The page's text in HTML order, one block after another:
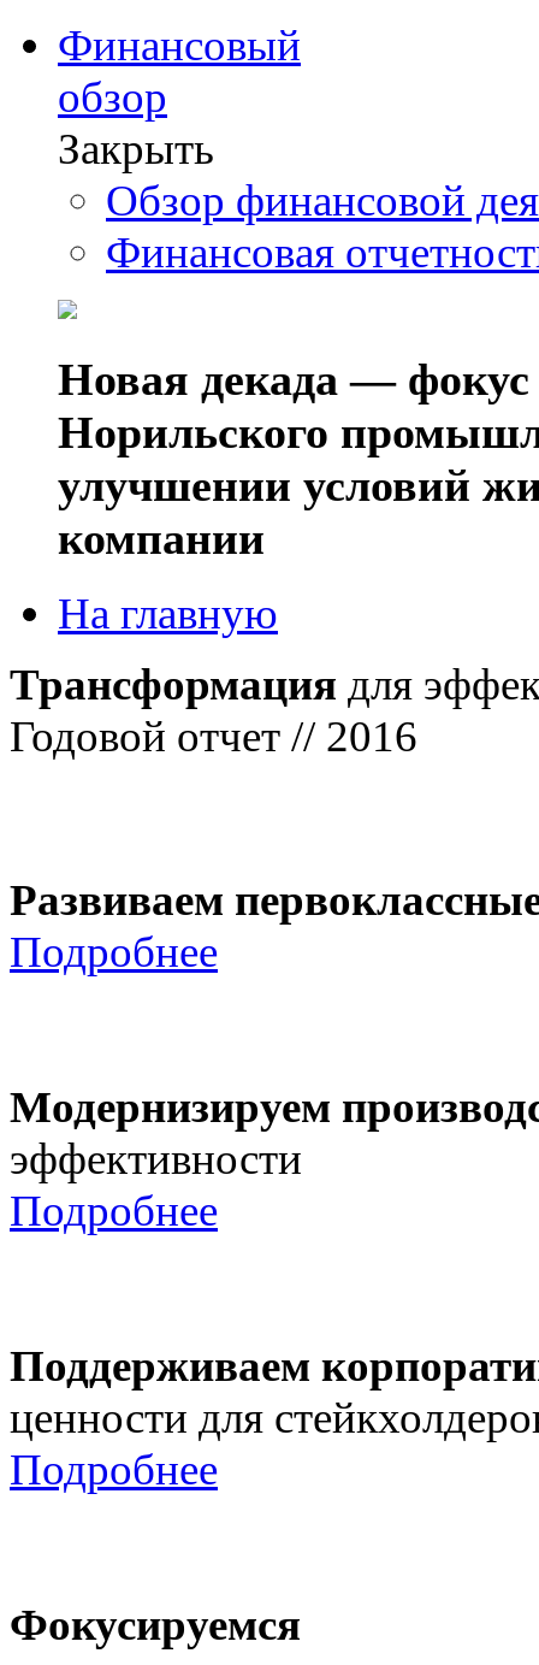
Финансовый
обзор
Закрыть
Обзор финансовой
Финансовая
Новая декада — фокус
Норильского
улучшении условий
компании
На главную
Трансформация для
Годовой отчет // 2016
Развиваем
Подробнее
Модернизируем
эффективности
Подробнее
Поддерживаем
ценности для
Подробнее
Фокусируемся